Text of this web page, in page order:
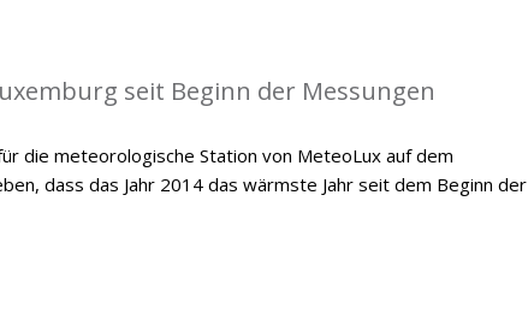
seit Beginn der Messungen
die meteorologische Station von MeteoLux auf dem
dass das Jahr 2014 das wärmste Jahr seit dem Beginn der